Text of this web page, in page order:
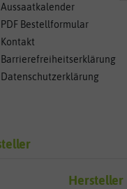
Aussaatkalender
PDF Bestellformular
Kontakt
Barrierefreiheitserklärung
Datenschutzerklärung
Hersteller